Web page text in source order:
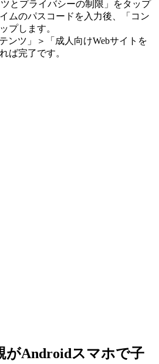
ツとプライバシーの制限」をタップ
ムのパスコードを入力後、「コン
プします。
テンツ」＞「成人向けWebサイトを
ば完了です。
がAndroidスマホで子